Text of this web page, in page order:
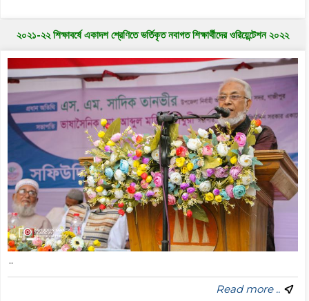
২০২১-২২ শিক্ষাবর্ষে একাদশ শ্রেণিতে ভর্তিকৃত নবাগত শিক্ষার্থীদের ওরিয়েন্টেশন ২০২২
..
Read more ..